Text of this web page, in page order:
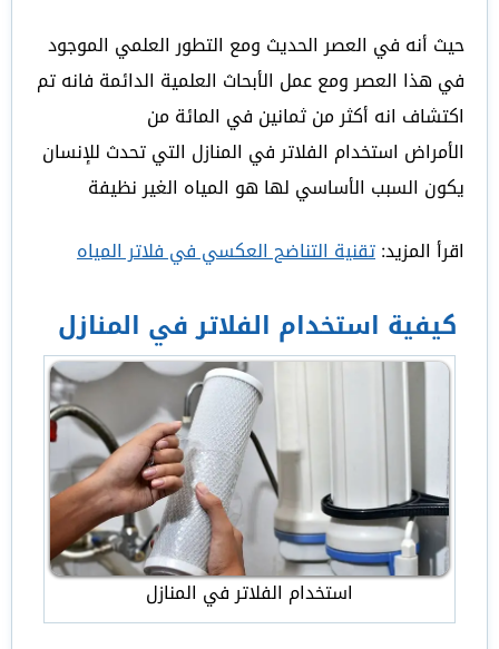
حيث أنه في العصر الحديث ومع التطور العلمي الموجود
في هذا العصر ومع عمل الأبحاث العلمية الدائمة فانه تم
اكتشاف انه أكثر من ثمانين في المائة من
الأمراض استخدام الفلاتر في المنازل التي تحدث للإنسان
يكون السبب الأساسي لها هو المياه الغير نظيفة
اقرأ المزيد:تقنية التناضح العكسي في فلاتر المياه
كيفية استخدام الفلاتر في المنازل
استخدام الفلاتر في المنازل